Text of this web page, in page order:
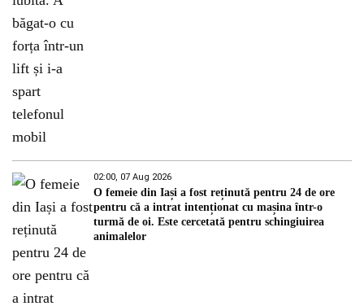
02:00, 07 Aug 2026
O femeie din Iași a fost reținută pentru 24 de ore
pentru că a intrat intenționat cu mașina într-o
turmă de oi. Este cercetată pentru schingiuirea
animalelor